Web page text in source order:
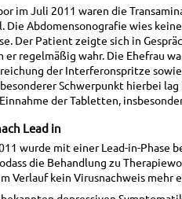
im Juli 2011 waren die
Die Abdomensonografie wies
Der Patient zeigte sich in
er regelmäßig wahr. Die Ehefrau
der Interferonspritze
Schwerpunkt hierbei
der Tabletten,
Lead in
wurde mit einer Lead-in-Phase
die Behandlung zu
Verlauf kein Virusnachweis mehr